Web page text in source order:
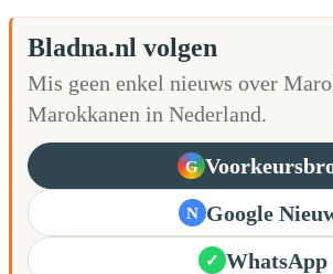
Bladna.nl volgen
Mis geen enkel nieuws over
Marokkanen in Nederland.
G
N Google
✓ WhatsApp